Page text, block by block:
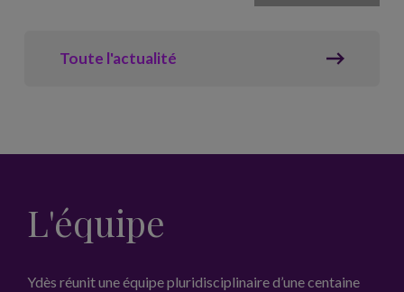
Toute l'actualité
L'équipe
Ydès réunit une équipe pluridisciplinaire d’une centaine